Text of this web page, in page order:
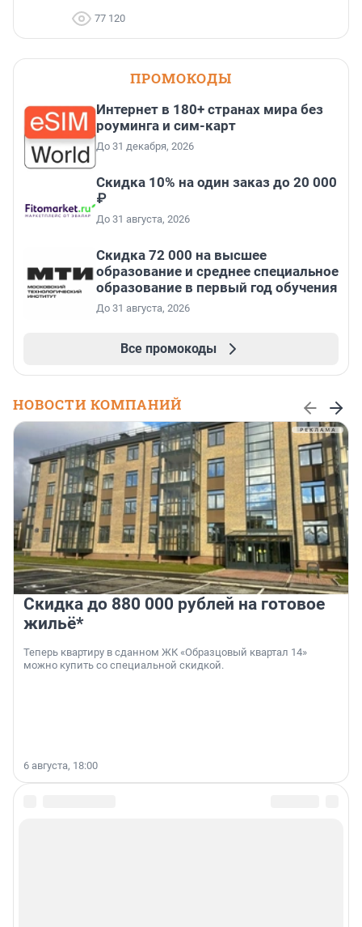
77 120
ПРОМОКОДЫ
Интернет в 180+ странах мира без
роуминга и сим-карт
До 31 декабря, 2026
Скидка 10% на один заказ до 20 000
₽
До 31 августа, 2026
Скидка 72 000 на высшее
образование и среднее специальное
образование в первый год обучения
До 31 августа, 2026
Все промокоды
НОВОСТИ КОМПАНИЙ
Скидка до 880 000 рублей на готовое
жильё*
Теперь квартиру в сданном ЖК «Образцовый квартал 14»
можно купить со специальной скидкой.
6 августа, 18:00